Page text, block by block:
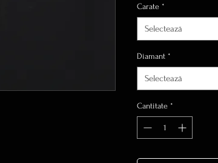
Carate *
Selectează
Diamant *
Selectează
Cantitate *